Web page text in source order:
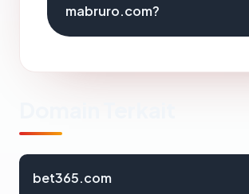
mabruro.com?
bet365.com